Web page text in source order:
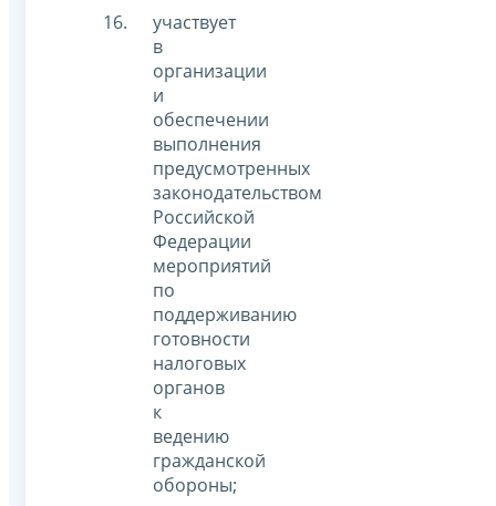
участвует
в
организации
и
обеспечении
выполнения
предусмотренных
законодательством
Российской
Федерации
мероприятий
по
поддерживанию
готовности
налоговых
органов
к
ведению
гражданской
обороны;